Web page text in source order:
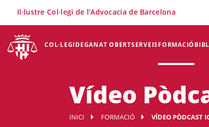
COL·LEGIDEGANAT OBERTSERVEISFORMACIÓ
Il·lustre Col·legi de l'Advocacia de Barcelona
Vídeo
INICI FORMACIÓ VÍDEO PÒDCAST